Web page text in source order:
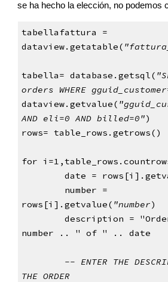
se ha hecho la elección, no podemos
tabellafattura =
dataview.getatable(
tabella= database.getsql(
orders WHERE
dataview.getvalue(
AND eli=0 AND billed=0")
rows= table_rows.getrows()
for
date =
rows[i].getvalue( "number)
number .. " of " .. date
-- ENTER THE
THE ORDER